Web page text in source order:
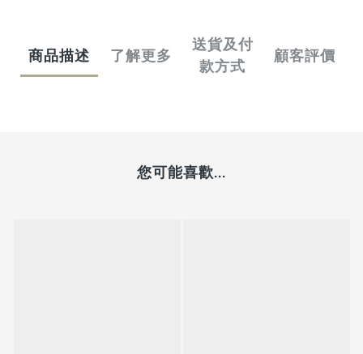
商品描述 了解更多
送貨及付
款方式
顧客評價
您可能喜歡...